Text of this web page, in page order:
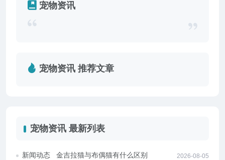
宠物资讯
宠物资讯 推荐文章
宠物资讯 最新列表
新闻动态 金吉拉猫与布偶猫有什么区别 2026-08-05